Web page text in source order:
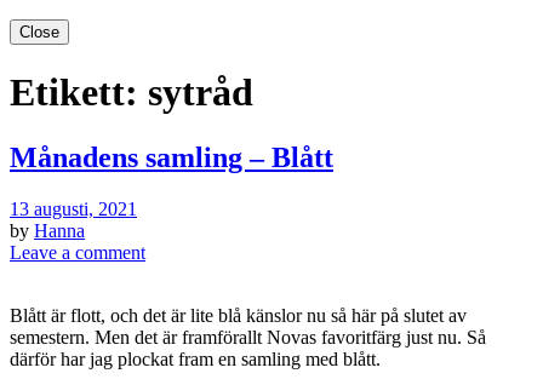
Close
Etikett: sytråd
Månadens samling – Blått
13 augusti, 2021
by Hanna
Leave a comment
Blått är flott, och det är lite blå känslor nu så här på slutet av
semestern. Men det är framförallt Novas favoritfärg just nu. Så
därför har jag plockat fram en samling med blått.